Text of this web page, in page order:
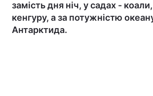
замість дня ніч, у садах -
кенгуру, а за потужністю
Антарктида.